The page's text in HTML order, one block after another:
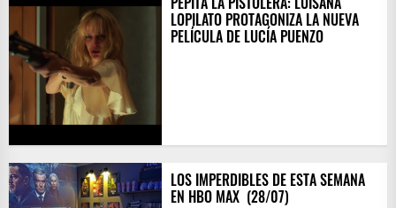
LOPILATO PROTAGONIZA LA NUEVA
PELÍCULA DE LUCÍA PUENZO
LOS IMPERDIBLES DE ESTA SEMANA
EN HBO MAX ​ (28/07)